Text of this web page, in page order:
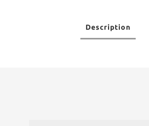
Description